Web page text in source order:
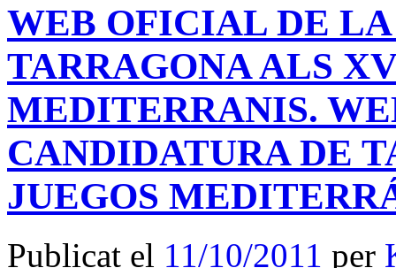
WEB OFICIAL DE
TARRAGONA ALS
MEDITERRANIS.
CANDIDATURA DE
JUEGOS
Publicat el 11/10/2011 per